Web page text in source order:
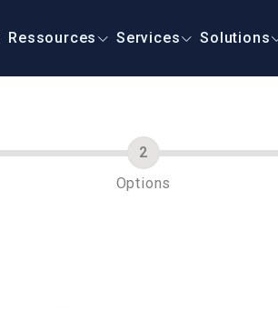
Ressources Services Solutions
Options